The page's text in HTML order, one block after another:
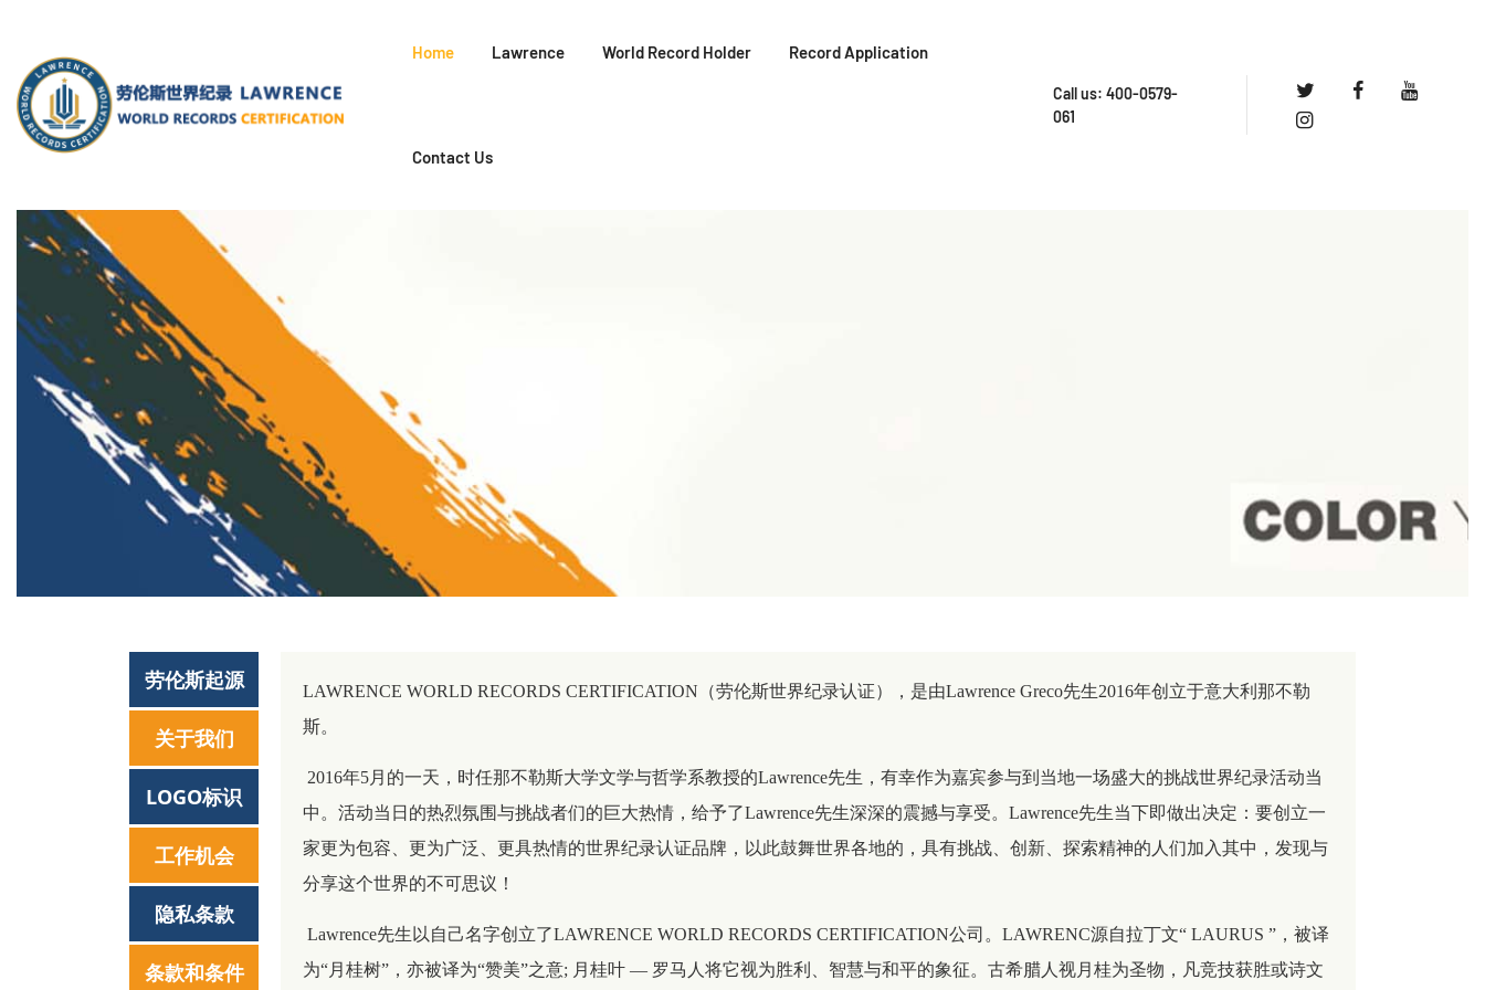
Home Lawrence World Record Holder Record Application
Contact Us
Call us: 400-0579-
061
劳伦斯起源
关于我们
LOGO标识
工作机会
隐私条款
条款和条件
LAWRENCE WORLD RECORDS CERTIFICATION（劳伦斯世界纪录认证），是由Lawrence Greco先生2016年创立于意大利那不勒
斯。
2016年5月的一天，时任那不勒斯大学文学与哲学系教授的Lawrence先生，有幸作为嘉宾参与到当地一场盛大的挑战世界纪录活动当
中。活动当日的热烈氛围与挑战者们的巨大热情，给予了Lawrence先生深深的震撼与享受。Lawrence先生当下即做出决定：要创立一
家更为包容、更为广泛、更具热情的世界纪录认证品牌，以此鼓舞世界各地的，具有挑战、创新、探索精神的人们加入其中，发现与
分享这个世界的不可思议！
Lawrence先生以自己名字创立了LAWRENCE WORLD RECORDS CERTIFICATION公司。LAWRENC源自拉丁文“ LAURUS ”，被译
为“月桂树”，亦被译为“赞美”之意; 月桂叶 — 罗马人将它视为胜利、智慧与和平的象征。古希腊人视月桂为圣物，凡竞技获胜或诗文